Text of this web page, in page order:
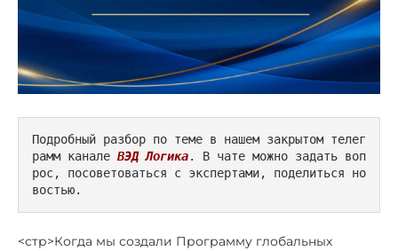
Подробный разбор по теме в нашем закрытом телег
рамм канале ВЭД Логика. В чате можно задать воп
рос, посоветоваться с экспертами, поделиться но
востью.
<стр>Когда мы создали Программу глобальных